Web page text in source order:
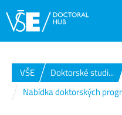
VŠE Doktorské studi...
Nabídka doktorských